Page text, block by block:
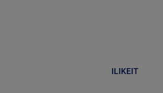
ILIKEIT